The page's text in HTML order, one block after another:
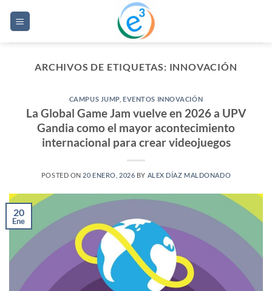
ARCHIVOS DE ETIQUETAS: INNOVACIÓN
CAMPUS JUMP,EVENTOS INNOVACIÓN
La Global Game Jam vuelve en 2026 a UPV
Gandia como el mayor acontecimiento
internacional para crear videojuegos
POSTED ON 20 ENERO, 2026 BY ALEX DÍAZ MALDONADO
20
Ene